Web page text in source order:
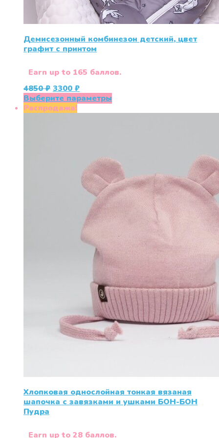
Демисезонный комбинезон детский, цвет
графит с принтом
Earn up to 165 баллов.
4850₽ Первоначальная
цена
составляла
3300₽Текущая
цена:
Выберите параметры
можно
выбрать
на
странице
товара.
Распродажа!
Хлопковая однослойная тонкая вязаная
шапочка с завязками и ушками БОН-БОН
Пудра
Earn up to 28 баллов.